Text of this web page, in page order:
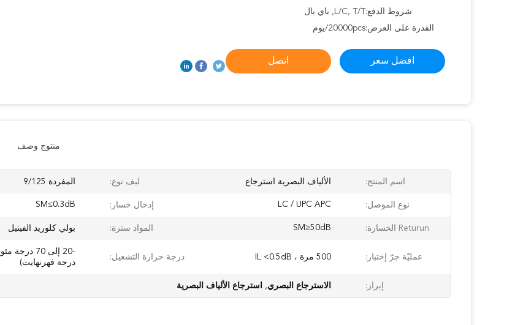
شروط الدفع: L/C, T/T, باي بال
القدرة على العرض:20000pcs/يوم
افضل سعر اتصل
منتوج وصف
اسم المنتج: الألياف البصرية استرجاع ليف نوع: المفردة 9/125
نوع الموصل: LC / UPC APC إدخال خسار: SM≤0.3dB
Returun الخسارة: SM≥50dB المواد سترة: بولي كلوريد الفينيل
عمليّة جرّ إختبار: 500 مرة ، IL <0.5dB درجة حرارة التشغيل:
درجة فهرنهايت)
إبراز: الاسترجاع البصري, استرجاع الألياف البصرية